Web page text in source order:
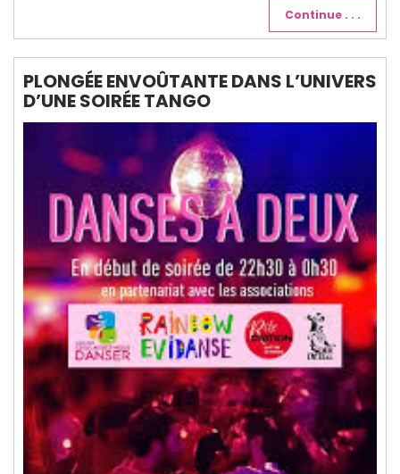
Continue . . .
PLONGÉE ENVOÛTANTE DANS L’UNIVERS
D’UNE SOIRÉE TANGO